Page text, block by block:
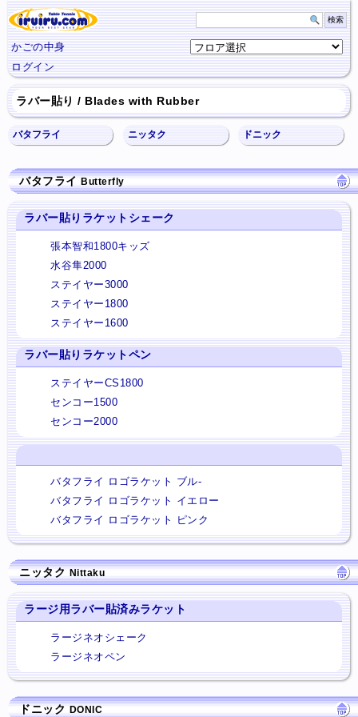
かごの中身
ログイン
ラバー貼り / Blades with Rubber
バタフライ ニッタク ドニック
バタフライButterfly
ラバー貼りラケットシェーク
張本智和1800キッズ
水谷隼2000
ステイヤー3000
ステイヤー1800
ステイヤー1600
ラバー貼りラケットペン
ステイヤーCS1800
センコー1500
センコー2000
バタフライ ロゴラケット ブル-
バタフライ ロゴラケット イエロー
バタフライ ロゴラケット ピンク
ニッタクNittaku
ラージ用ラバー貼済みラケット
ラージネオシェーク
ラージネオペン
ドニックDONIC